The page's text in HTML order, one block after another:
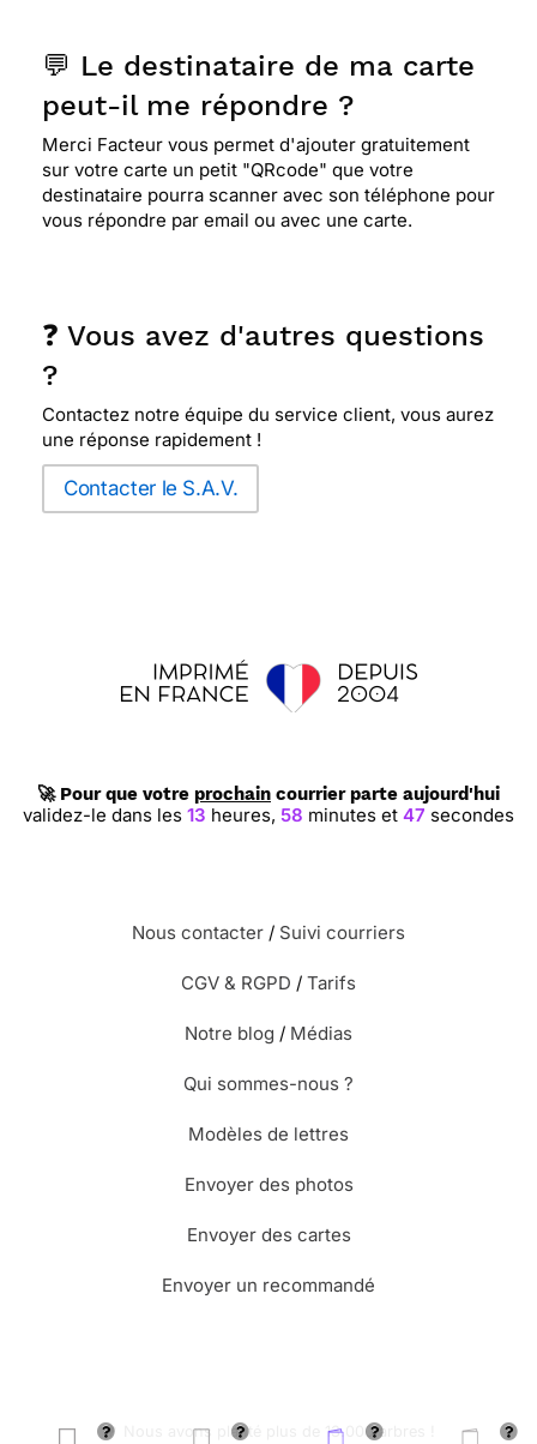
💬 Le destinataire de ma carte
peut-il me répondre ?
Merci Facteur vous permet d'ajouter gratuitement
sur votre carte un petit "QRcode" que votre
destinataire pourra scanner avec son téléphone pour
vous répondre par email ou avec une carte.
❓ Vous avez d'autres questions
?
Contactez notre équipe du service client, vous aurez
une réponse rapidement !
Contacter le S.A.V.
🚀 Pour que votre prochain courrier parte aujourd'hui
validez-le dans les 13 heures, 58 minutes et 46 secondes
Nous contacter / Suivi courriers
CGV & RGPD / Tarifs
Notre blog / Médias
Qui sommes-nous ?
Modèles de lettres
Envoyer des photos
Envoyer des cartes
Envoyer un recommandé
🌳 Nous avons planté plus de 13.000 arbres !